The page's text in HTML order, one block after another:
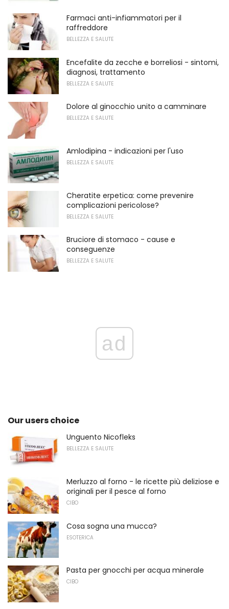
Farmaci anti-infiammatori per il
raffreddore
BELLEZZA E SALUTE
Encefalite da zecche e borreliosi - sintomi,
diagnosi, trattamento
BELLEZZA E SALUTE
Dolore al ginocchio unito a camminare
BELLEZZA E SALUTE
Amlodipina - indicazioni per l'uso
BELLEZZA E SALUTE
Cheratite erpetica: come prevenire
complicazioni pericolose?
BELLEZZA E SALUTE
Bruciore di stomaco - cause e
conseguenze
BELLEZZA E SALUTE
ad
Our users choice
Unguento Nicofleks
BELLEZZA E SALUTE
Merluzzo al forno - le ricette più deliziose e
originali per il pesce al forno
CIBO
Cosa sogna una mucca?
ESOTERICA
Pasta per gnocchi per acqua minerale
CIBO